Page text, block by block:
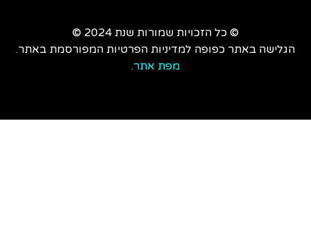
© כל הזכויות שמורות שנת 2024 ©
הגלישה באתר כפופה למדיניות הפרטיות המפורסמת באתר.
מפת אתר.